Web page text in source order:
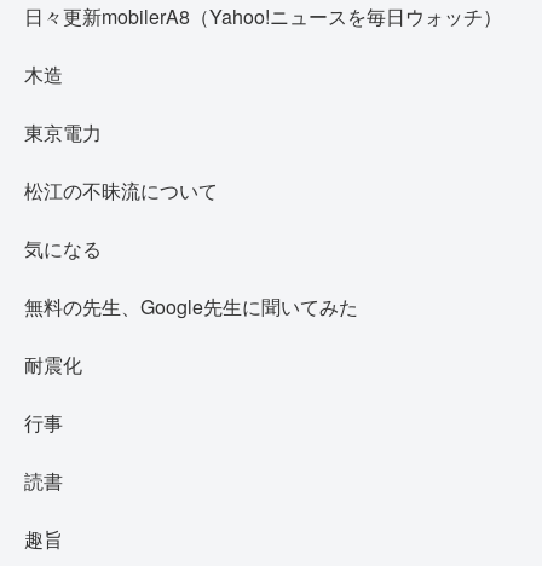
日々更新mobilerA8（Yahoo!ニュースを毎日ウォッチ）
木造
東京電力
松江の不昧流について
気になる
無料の先生、Google先生に聞いてみた
耐震化
行事
読書
趣旨